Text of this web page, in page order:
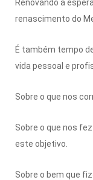
Renovando a
renascimento do
É também tempo
vida pessoal e
Sobre o que nos
Sobre o que nos
este objetivo.
Sobre o bem que